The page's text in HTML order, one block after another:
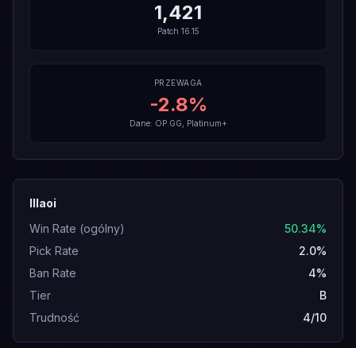
1,421
Patch 16.15
PRZEWAGA
-2.8%
Dane: OP.GG, Platinum+
Illaoi
Win Rate (ogólny)
50.34%
Pick Rate
2.0%
Ban Rate
4%
Tier
B
Trudność
4/10